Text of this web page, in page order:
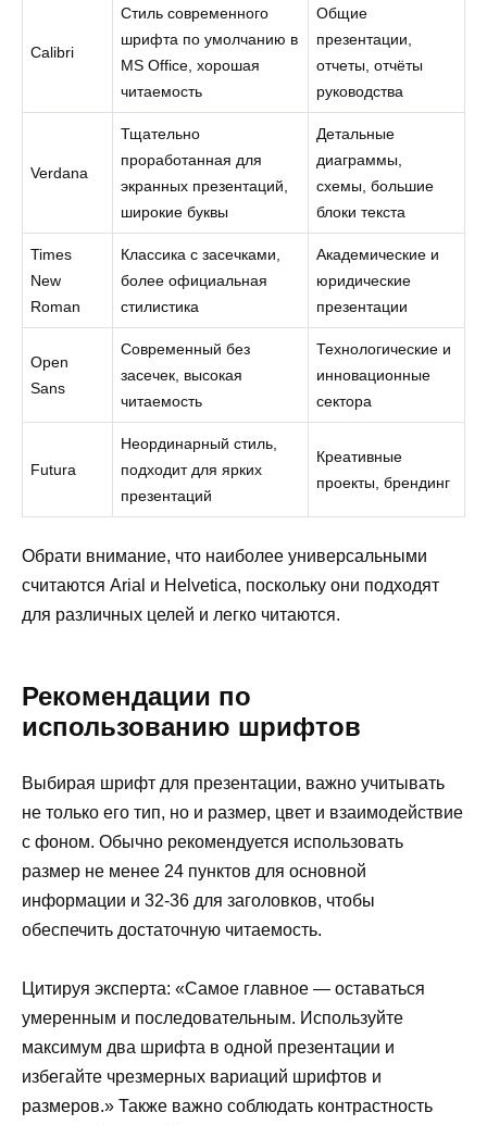
Calibri
Стиль современного
шрифта по умолчанию в
MS Office, хорошая
читаемость
Общие
презентации,
отчеты, отчёты
руководства
Verdana
Тщательно
проработанная для
экранных презентаций,
широкие буквы
Детальные
диаграммы,
схемы, большие
блоки текста
Times
New
Roman
Классика с засечками,
более официальная
стилистика
Академические и
юридические
презентации
Open
Sans
Современный без
засечек, высокая
читаемость
Технологические и
инновационные
сектора
Futura
Неординарный стиль,
подходит для ярких
презентаций
Креативные
проекты, брендинг
Обрати внимание, что наиболее универсальными
считаются Arial и Helvetica, поскольку они подходят
для различных целей и легко читаются.
Рекомендации по
использованию шрифтов
Выбирая шрифт для презентации, важно учитывать
не только его тип, но и размер, цвет и взаимодействие
с фоном. Обычно рекомендуется использовать
размер не менее 24 пунктов для основной
информации и 32-36 для заголовков, чтобы
обеспечить достаточную читаемость.
Цитируя эксперта: «Самое главное — оставаться
умеренным и последовательным. Используйте
максимум два шрифта в одной презентации и
избегайте чрезмерных вариаций шрифтов и
размеров.» Также важно соблюдать контрастность